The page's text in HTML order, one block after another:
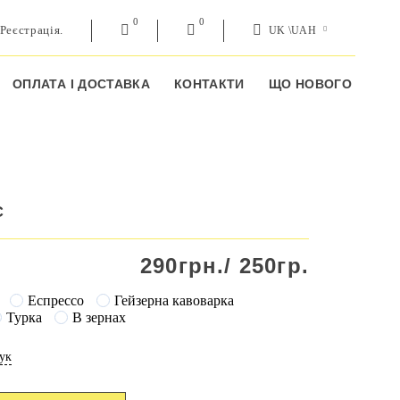
0 0
UK \UAH
ОПЛАТА І ДОСТАВКА КОНТАКТИ ЩО НОВОГО
290грн./ 250гр.
Еспрессо
Гейзерна кавоварка
Турка В зернах